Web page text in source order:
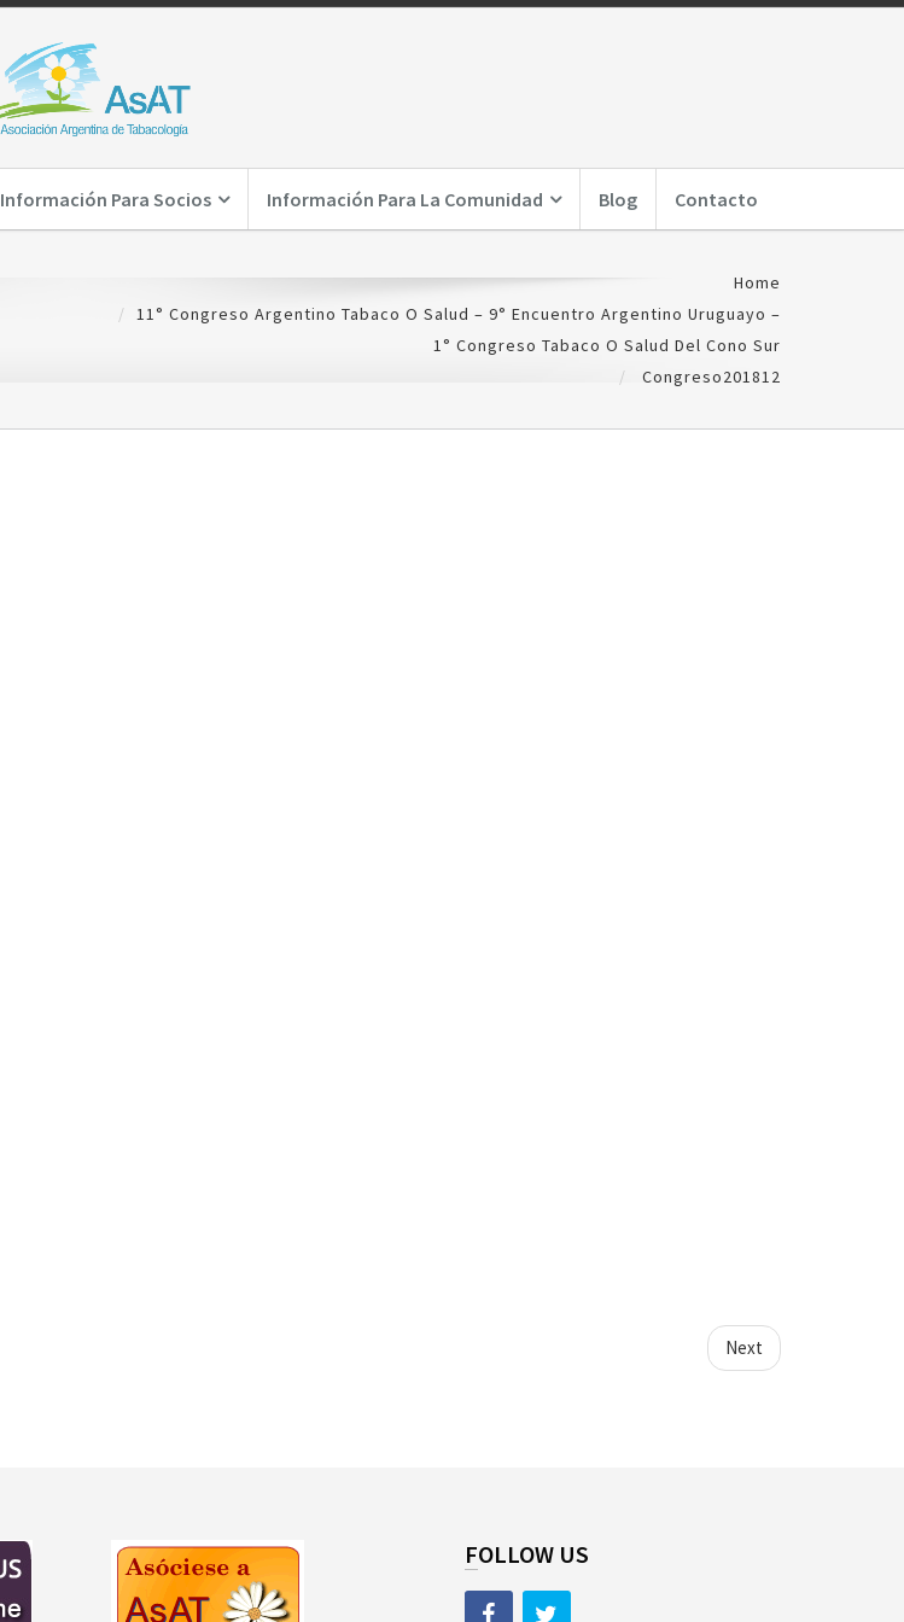
Información Para Socios Información Para La Comunidad Blog Contacto
Home
11° Congreso Argentino Tabaco O Salud – 9° Encuentro Argentino Uruguayo –
1° Congreso Tabaco O Salud Del Cono Sur
Congreso201812
Next
FOLLOW US